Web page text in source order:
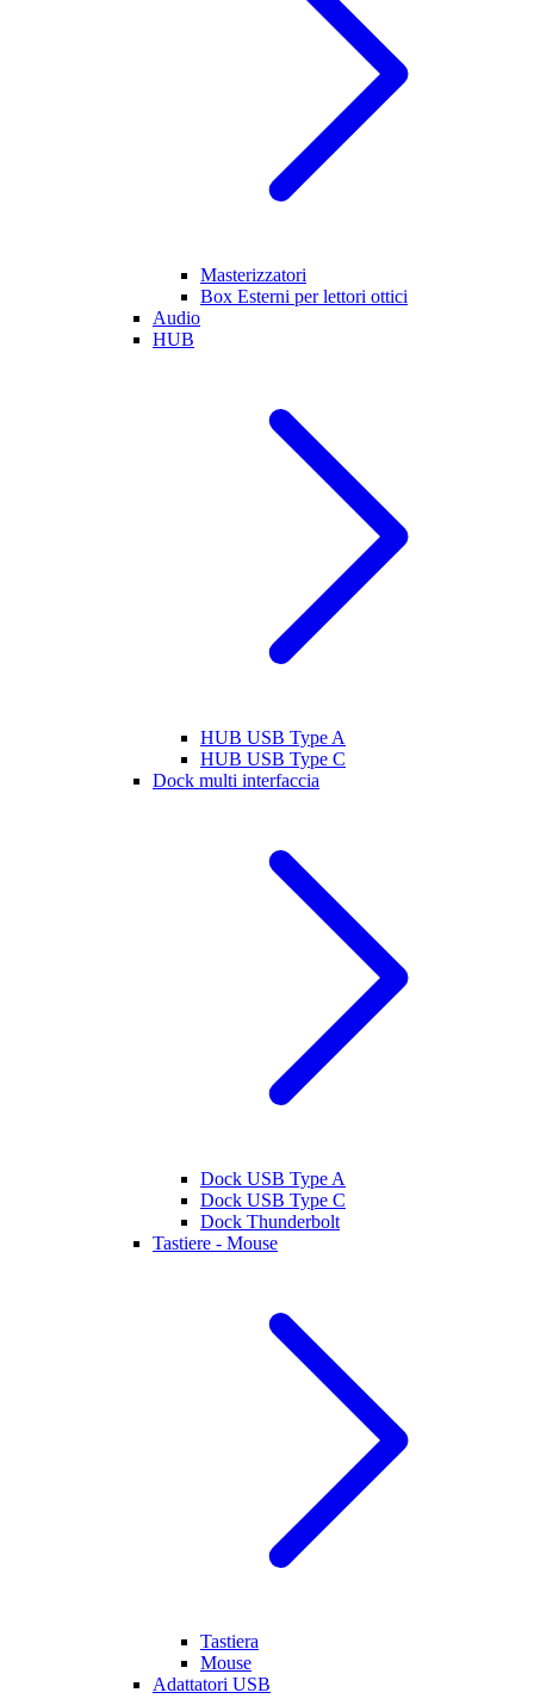
Masterizzatori
Box Esterni per lettori ottici
Audio
HUB
HUB USB Type A
HUB USB Type C
Dock multi interfaccia
Dock USB Type A
Dock USB Type C
Dock Thunderbolt
Tastiere - Mouse
Tastiera
Mouse
Adattatori USB